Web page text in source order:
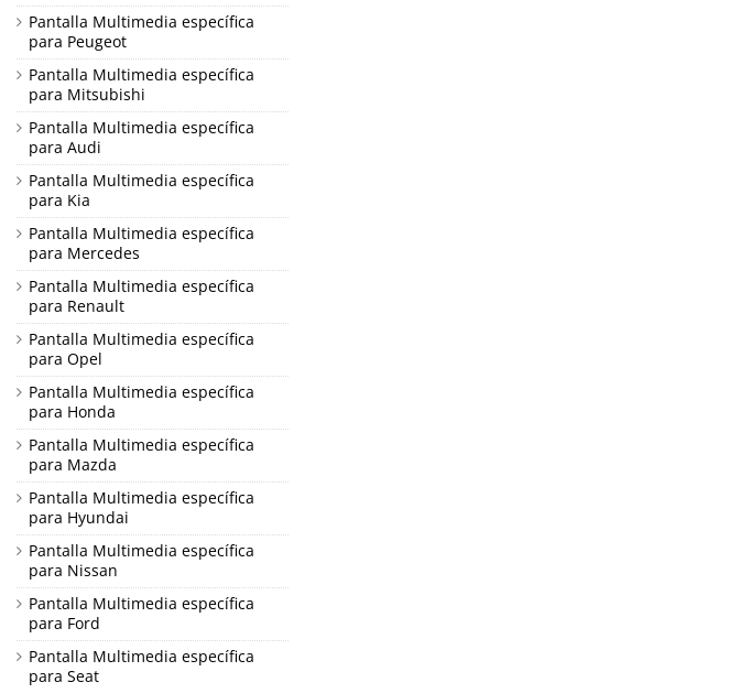
Pantalla Multimedia específica
para Peugeot
Pantalla Multimedia específica
para Mitsubishi
Pantalla Multimedia específica
para Audi
Pantalla Multimedia específica
para Kia
Pantalla Multimedia específica
para Mercedes
Pantalla Multimedia específica
para Renault
Pantalla Multimedia específica
para Opel
Pantalla Multimedia específica
para Honda
Pantalla Multimedia específica
para Mazda
Pantalla Multimedia específica
para Hyundai
Pantalla Multimedia específica
para Nissan
Pantalla Multimedia específica
para Ford
Pantalla Multimedia específica
para Seat